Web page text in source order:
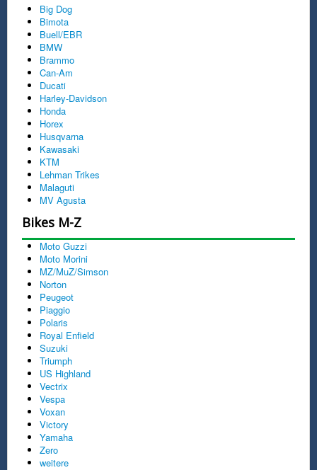
Big Dog
Bimota
Buell/EBR
BMW
Brammo
Can-Am
Ducati
Harley-Davidson
Honda
Horex
Husqvarna
Kawasaki
KTM
Lehman Trikes
Malaguti
MV Agusta
Bikes M-Z
Moto Guzzi
Moto Morini
MZ/MuZ/Simson
Norton
Peugeot
Piaggio
Polaris
Royal Enfield
Suzuki
Triumph
US Highland
Vectrix
Vespa
Voxan
Victory
Yamaha
Zero
weitere